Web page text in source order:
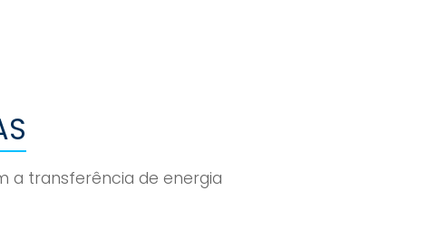
a transferência de energia